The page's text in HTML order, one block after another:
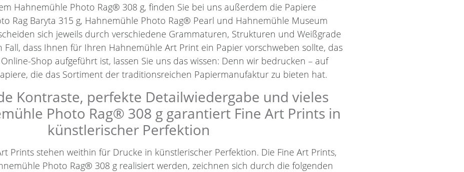
Hahnemühle Photo Rag® 308 g, finden Sie bei uns außerdem die Papiere
Rag Baryta 315 g, Hahnemühle Photo Rag® Pearl und Hahnemühle Museum
sich jeweils durch verschiedene Grammaturen, Strukturen und Weißgrade
Fall, dass Ihnen für Ihren Hahnemühle Art Print ein Papier vorschweben sollte, das
Shop aufgeführt ist, lassen Sie uns das wissen: Denn wir bedrucken – auf
die das Sortiment der traditionsreichen Papiermanufaktur zu bieten hat.
Kontraste, perfekte Detailwiedergabe und vieles
Photo Rag® 308 g garantiert Fine Art Prints in
künstlerischer Perfektion
Prints stehen weithin für Drucke in künstlerischer Perfektion. Die Fine Art Prints,
Photo Rag® 308 g realisiert werden, zeichnen sich durch die folgenden